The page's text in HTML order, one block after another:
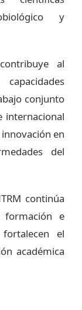
y
al
conjunto
internacional
en
del
continúa
formación e
el
académica